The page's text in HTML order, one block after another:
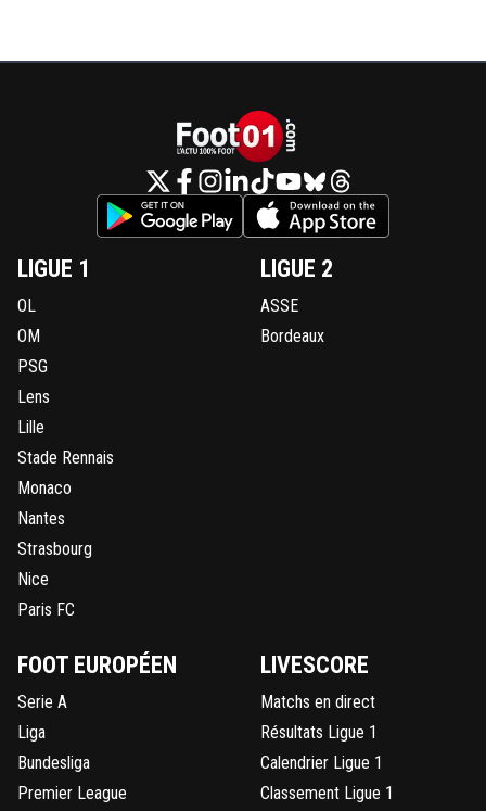
LIGUE 1
OL
OM
PSG
Lens
Lille
Stade Rennais
Monaco
Nantes
Strasbourg
Nice
Paris FC
LIGUE 2
ASSE
Bordeaux
FOOT EUROPÉEN
Serie A
Liga
Bundesliga
Premier League
LIVESCORE
Matchs en direct
Résultats Ligue 1
Calendrier Ligue 1
Classement Ligue 1